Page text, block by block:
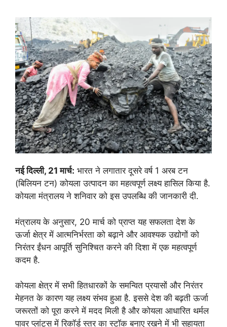
नई दिल्ली, 21 मार्च: भारत ने लगातार दूसरे वर्ष 1 अरब टन
(बिलियन टन) कोयला उत्पादन का महत्वपूर्ण लक्ष्य हासिल किया है.
कोयला मंत्रालय ने शनिवार को इस उपलब्धि की जानकारी दी.
मंत्रालय के अनुसार, 20 मार्च को प्राप्त यह सफलता देश के
ऊर्जा क्षेत्र में आत्मनिर्भरता को बढ़ाने और आवश्यक उद्योगों को
निरंतर ईंधन आपूर्ति सुनिश्चित करने की दिशा में एक महत्वपूर्ण
कदम है.
कोयला क्षेत्र में सभी हितधारकों के समन्वित प्रयासों और निरंतर
मेहनत के कारण यह लक्ष्य संभव हुआ है. इससे देश की बढ़ती ऊर्जा
जरूरतों को पूरा करने में मदद मिली है और कोयला आधारित थर्मल
पावर प्लांट्स में रिकॉर्ड स्तर का स्टॉक बनाए रखने में भी सहायता